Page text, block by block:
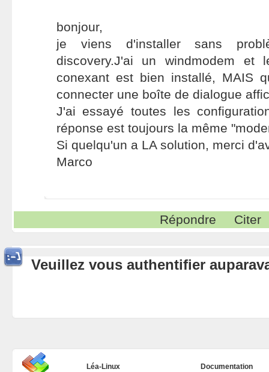
bonjour,
je viens d'installer sans
discovery.J'ai un windmodem et
conexant est bien installé, MAIS
connecter une boîte de dialogue
J'ai essayé toutes les
réponse est toujours la même
Si quelqu'un a LA solution, merci
Marco
Répondre Citer
Veuillez vous authentifier
Léa-Linux
Documentation